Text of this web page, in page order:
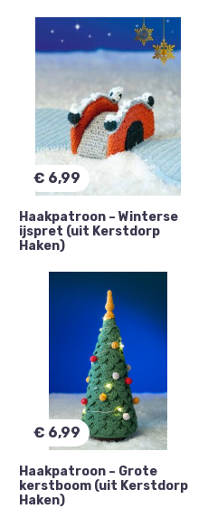
€ 6,99
Haakpatroon – Winterse
ijspret (uit Kerstdorp
Haken)
€ 6,99
Haakpatroon – Grote
kerstboom (uit Kerstdorp
Haken)